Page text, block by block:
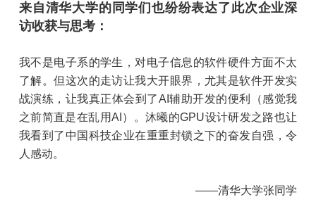
来自清华大学的同学们也纷纷表达了此次企业深
访收获与思考：
我不是电子系的学生，对电子信息的软件硬件方面不太
了解。但这次的走访让我大开眼界，尤其是软件开发实
战演练，让我真正体会到了AI辅助开发的便利（感觉我
之前简直是在乱用AI）。沐曦的GPU设计研发之路也让
我看到了中国科技企业在重重封锁之下的奋发自强，令
人感动。
——清华大学张同学